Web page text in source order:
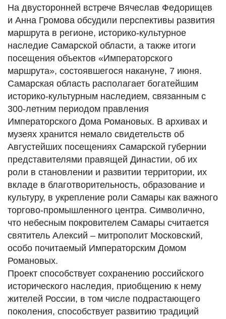
На двусторонней встрече Вячеслав Федорищев
и Анна Громова обсудили перспективы развития
маршрута в регионе, историко-культурное
наследие Самарской области, а также итоги
посещения объектов «Императорского
маршрута», состоявшегося накануне, 7 июня.
Самарская область располагает богатейшим
историко-культурным наследием, связанным с
300-летним периодом правления
Императорского Дома Романовых. В архивах и
музеях хранится немало свидетельств об
Августейших посещениях Самарской губернии
представителями правящей Династии, об их
роли в становлении и развитии территории, их
вкладе в благотворительность, образование и
культуру, в укрепление роли Самары как важного
торгово-промышленного центра. Символично,
что небесным покровителем Самары считается
святитель Алексий – митрополит Московский,
особо почитаемый Императорским Домом
Романовых.
Проект способствует сохранению российского
исторического наследия, приобщению к нему
жителей России, в том числе подрастающего
поколения, способствует развитию традиций